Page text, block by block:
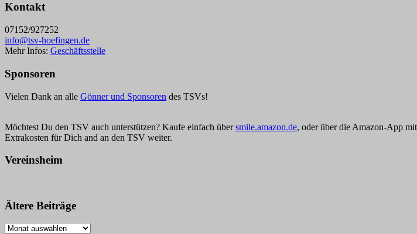
Kontakt
07152/927252
info@tsv-hoefingen.de
Mehr Infos: Geschäftsstelle
Sponsoren
Vielen Dank an alle Gönner und Sponsoren des TSVs!
Möchtest Du den TSV auch unterstützen? Kaufe einfach übersmile.amazon.de, oder über die Amazon-App
Extrakosten für Dich and an den TSV weiter.
Vereinsheim
Ältere Beiträge
Ältere